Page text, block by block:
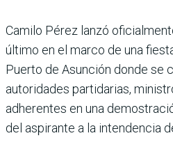
Camilo Pérez lanzó
último en el marco de una
Puerto de Asunción donde se
autoridades partidarias,
adherentes en una
del aspirante a la intendencia